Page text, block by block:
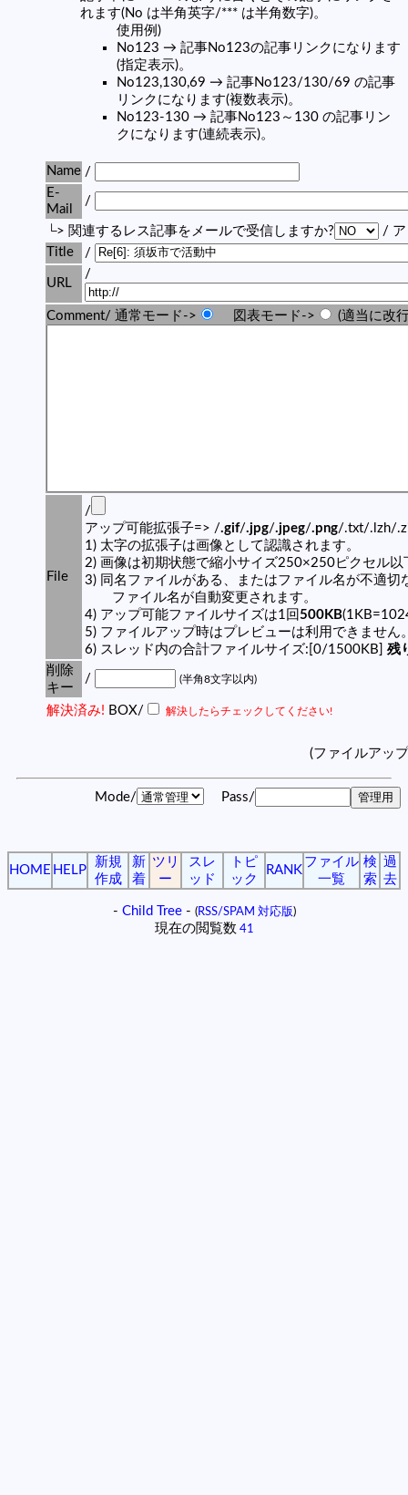
れます(No は半角英字/*** は半角数字)。
使用例)
No123 → 記事No123の記事リンクになります
(指定表示)。
No123,130,69 → 記事No123/130/69 の記事
リンクになります(複数表示)。
No123-130 → 記事No123～130 の記事リン
クになります(連続表示)。
Name /
E-
Mail
/
└> 関連するレス記事をメールで受信しますか?
/ ア
Title
/
URL
/
Comment/ 通常モード-> 図表モード-> (適当に改
File
/
アップ可能拡張子=> /.gif/.jpg/.jpeg/.png/.txt/.lzh/
1) 太字の拡張子は画像として認識されます。
2) 画像は初期状態で縮小サイズ250×250ピクセル以
3) 同名ファイルがある、またはファイル名が不適切
ファイル名が自動変更されます。
4) アップ可能ファイルサイズは1回 500KB
5) ファイルアップ時はプレビューは利用できません
6) スレッド内の合計ファイルサイズ:[0/1500KB] 残
削除
キー
/ (半角8文字以内)
解決済み! BOX/ 解決したらチェックしてください!
(ファイルアッ
Mode/ Pass/
HOME HELP
新規
作成
新
着
ツリ
ー
スレ
ッド
トピ
ック
RANK
ファイル
一覧
検
索
過
去
- Child Tree- (RSS/SPAM 対応版)
現在の閲覧数 41